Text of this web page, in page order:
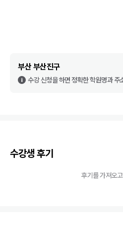
부산 부산진구
수강 신청을 하면 정확한 학원명과 주
수강생 후기
후기를 가져오